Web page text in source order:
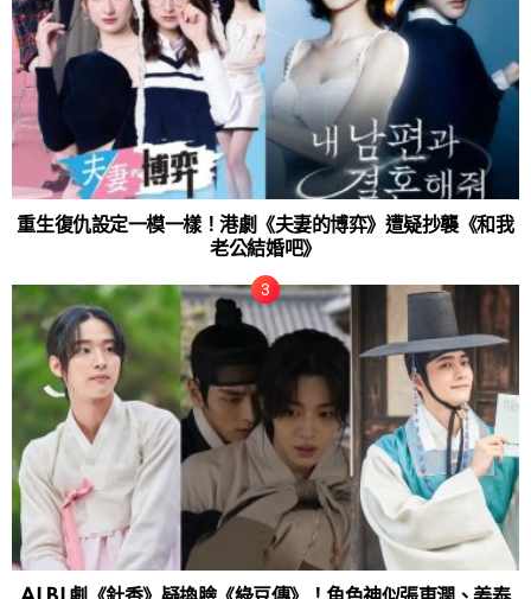
重生復仇設定一模一樣！港劇《夫妻的博弈》遭疑抄襲《和我
老公結婚吧》